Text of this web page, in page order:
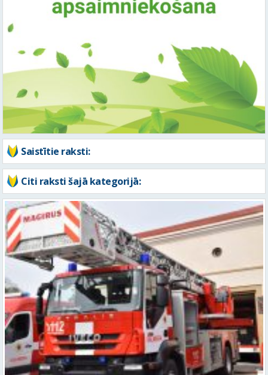
Saistītie raksti:
Citi raksti šajā kategorijā: